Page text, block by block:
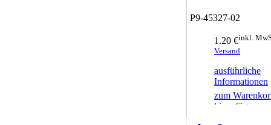
P9-45327-02
1.20 €inkl.
Versand
ausführliche
Informationen
zum
hinzufügen